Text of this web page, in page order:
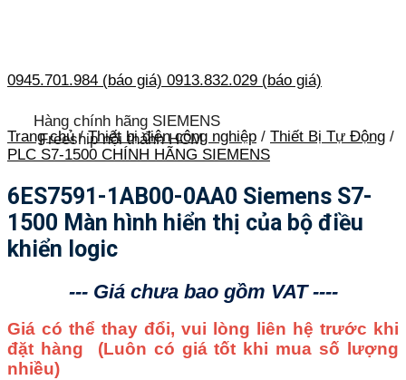
0945.701.984 (báo giá) 0913.832.029 (báo giá)
Hàng chính hãng SIEMENS
Freeship nội thành HCM
Trang chủ / Thiết bị điện công nghiệp / Thiết Bị Tự Động /
PLC S7-1500 CHÍNH HÃNG SIEMENS
6ES7591-1AB00-0AA0 Siemens S7-
1500 Màn hình hiển thị của bộ điều
khiển logic
--- Giá chưa bao gồm VAT ----
Giá có thể thay đổi, vui lòng liên hệ trước khi
đặt hàng (Luôn có giá tốt khi mua số lượng
nhiều)